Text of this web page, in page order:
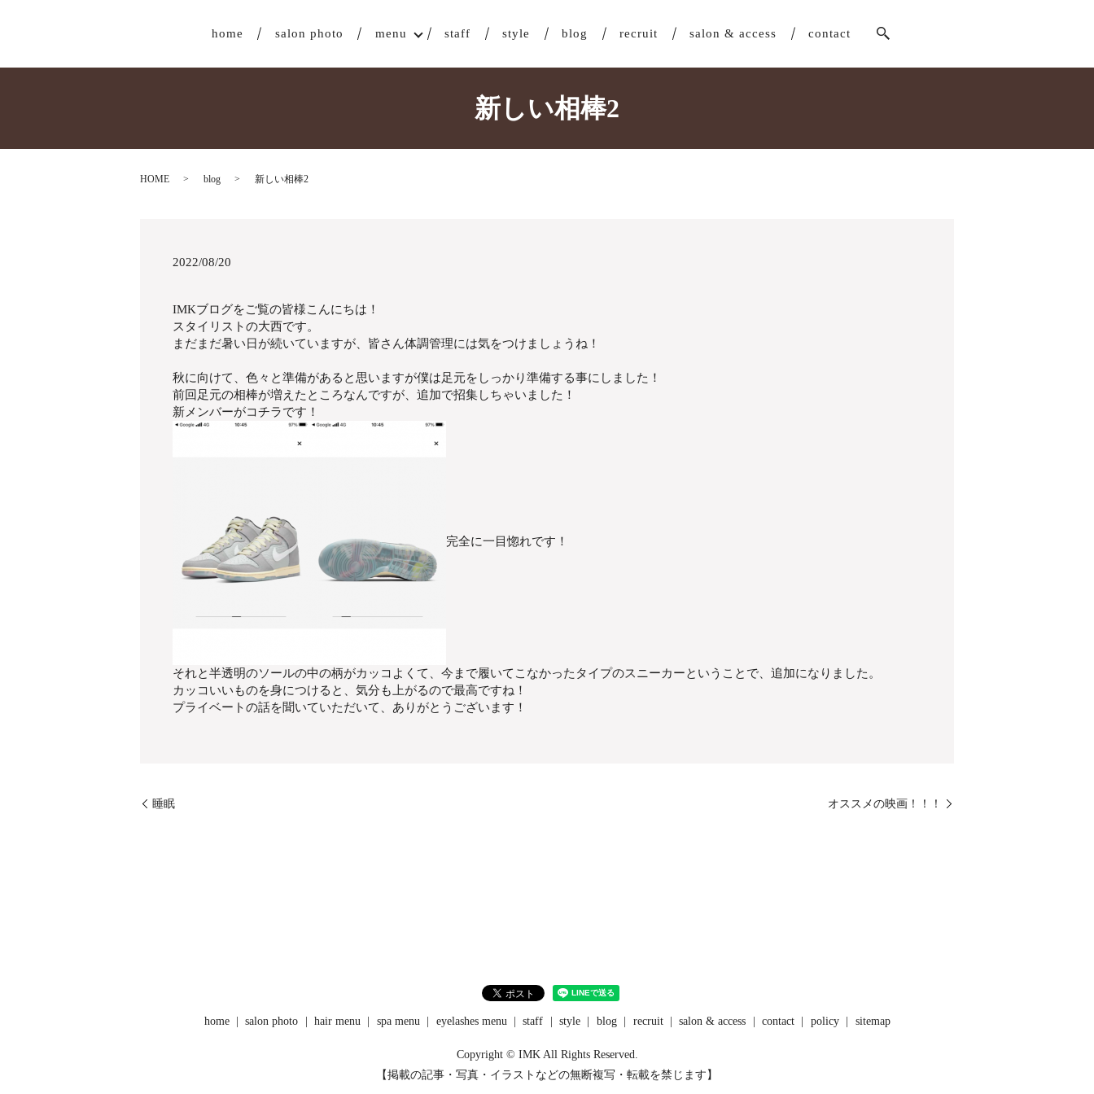
home salon photo menu staff style blog recruit salon & access contact
新しい相棒2
HOME blog 新しい相棒2
2022/08/20
IMKブログをご覧の皆様こんにちは！
スタイリストの大西です。
まだまだ暑い日が続いていますが、皆さん体調管理には気をつけましょうね！
秋に向けて、色々と準備があると思いますが僕は足元をしっかり準備する事にしました！
前回足元の相棒が増えたところなんですが、追加で招集しちゃいました！
新メンバーがコチラです！
完全に一目惚れです！
それと半透明のソールの中の柄がカッコよくて、今まで履いてこなかったタイプのスニーカーということで、追加になりました。
カッコいいものを身につけると、気分も上がるので最高ですね！
プライベートの話を聞いていただいて、ありがとうございます！
睡眠 オススメの映画！！！
home salon photo hair menu spa menu eyelashes menu staff style blog recruit salon & access contact policy sitemap
Copyright © IMK All Rights Reserved.
【掲載の記事・写真・イラストなどの無断複写・転載を禁じます】